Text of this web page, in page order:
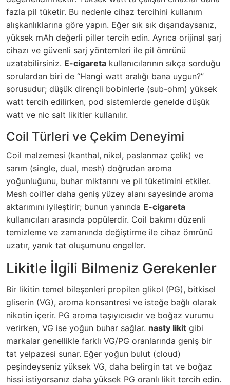
fazla pil tüketir. Bu nedenle cihaz tercihini kullanım
alışkanlıklarına göre yapın. Eğer sık sık dışarıdaysanız,
yüksek mAh değerli piller tercih edin. Ayrıca orijinal şarj
cihazı ve güvenli sarj yöntemleri ile pil ömrünü
uzatabilirsiniz. E-cigareta kullanıcılarının sıkça sorduğu
sorulardan biri de “Hangi watt aralığı bana uygun?”
sorusudur; düşük dirençli bobinlerle (sub-ohm) yüksek
watt tercih edilirken, pod sistemlerde genelde düşük
watt ve nic salt likitler kullanılır.
Coil Türleri ve Çekim Deneyimi
Coil malzemesi (kanthal, nikel, paslanmaz çelik) ve
sarım (single, dual, mesh) doğrudan aroma
yoğunluğunu, buhar miktarını ve pil tüketimini etkiler.
Mesh coil’ler daha geniş yüzey alanı sayesinde aroma
aktarımını iyileştirir; bunun yanında E-cigareta
kullanıcıları arasında popülerdir. Coil bakımı düzenli
temizleme ve zamanında değiştirme ile cihaz ömrünü
uzatır, yanık tat oluşumunu engeller.
Likitle İlgili Bilmeniz Gerekenler
Bir likitin temel bileşenleri propilen glikol (PG), bitkisel
gliserin (VG), aroma konsantresi ve isteğe bağlı olarak
nikotin içerir. PG aroma taşıyıcısıdır ve boğaz vurumu
verirken, VG ise yoğun buhar sağlar. nasty likit gibi
markalar genellikle farklı VG/PG oranlarında geniş bir
tat yelpazesi sunar. Eğer yoğun bulut (cloud)
peşindeyseniz yüksek VG, daha belirgin tat ve boğaz
hissi istiyorsanız daha yüksek PG oranlı likit tercih edin.